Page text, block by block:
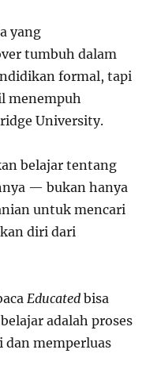
yang
tumbuh dalam
formal, tapi
menempuh
University.
belajar tentang
— bukan hanya
untuk mencari
diri dari
Educated bisa
adalah proses
memperluas